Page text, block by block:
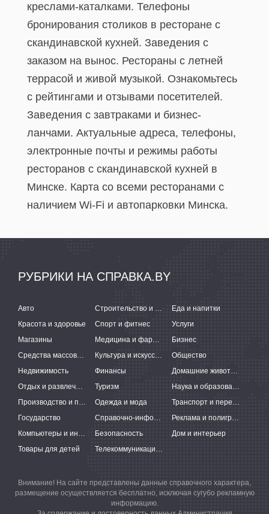
креслами-каталками. Телефоны
бронирования столиков в ресторане с
скандинавской кухней. Заведения с
заказом на вынос. Рестораны с летней
террасой и живой музыкой. Ознакомьтесь
с рейтингами и отзывами посетителей.
Заведения с завтраками и бизнес-
ланчами. Актуальные адреса, телефоны,
электронные почты и режимы работы
ресторанов с скандинавской кухней в
Минске. Карта со всеми ресторанами с
наличием Wi-Fi и автопарковки Минска.
РУБРИКИ НА СПРАВКА.BY
Авто Строительство и ремонт
Еда и напитки
Красота и здоровье
Спорт и фитнес
Услуги
Магазины
Медицина и фармацевтика
Бизнес
Средства массовой информации
Культура и искусство
Общество
Недвижимость
Финансы
Домашние животные
Отдых и развлечения
Туризм
Наука и образование
Производство и поставки
Одежда и мода
Транспорт и перевозки
Государство
Справочно-информационные системы
Реклама и полиграфия
Компьютеры и интернет
Безопасность
Дом и интерьер
Товары для детей
Телекоммуникации и связь
Внимание! На сайте представлены данные справочного характера,
размещение осуществляется бесплатно, исключая сугубо рекламную
информацию.